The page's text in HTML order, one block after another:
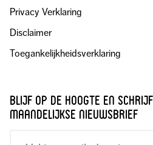
Privacy Verklaring
Disclaimer
Toegankelijkheidsverklaring
blijf op de hoogte en
maandelijkse nieuwsbrief